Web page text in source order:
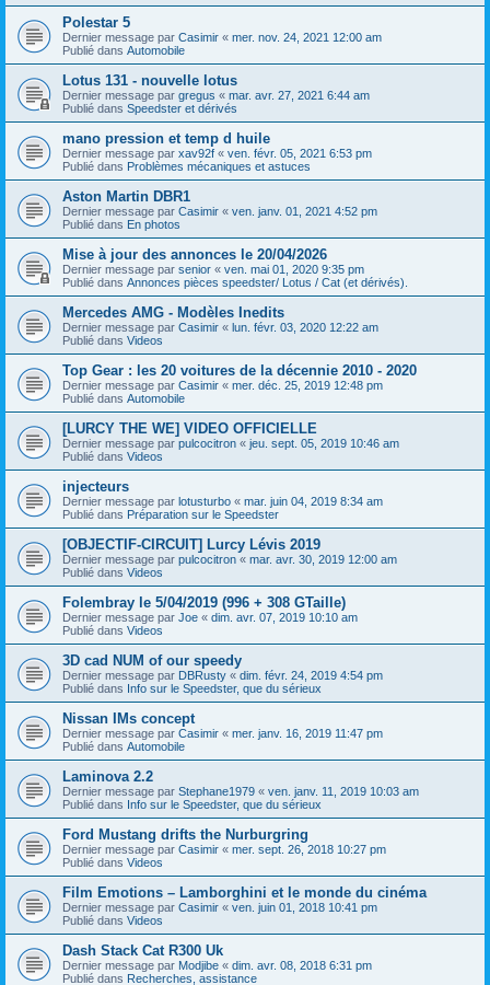
Polestar 5
Dernier message par Casimir « mer. nov. 24, 2021 12:00 am
Publié dans Automobile
Lotus 131 - nouvelle lotus
Dernier message par gregus « mar. avr. 27, 2021 6:44 am
Publié dans Speedster et dérivés
mano pression et temp d huile
Dernier message par xav92f « ven. févr. 05, 2021 6:53 pm
Publié dans Problèmes mécaniques et astuces
Aston Martin DBR1
Dernier message par Casimir « ven. janv. 01, 2021 4:52 pm
Publié dans En photos
Mise à jour des annonces le 20/04/2026
Dernier message par senior « ven. mai 01, 2020 9:35 pm
Publié dans Annonces pièces speedster/ Lotus / Cat (et dérivés).
Mercedes AMG - Modèles Inedits
Dernier message par Casimir « lun. févr. 03, 2020 12:22 am
Publié dans Videos
Top Gear : les 20 voitures de la décennie 2010 - 2020
Dernier message par Casimir « mer. déc. 25, 2019 12:48 pm
Publié dans Automobile
[LURCY THE WE] VIDEO OFFICIELLE
Dernier message par pulcocitron « jeu. sept. 05, 2019 10:46 am
Publié dans Videos
injecteurs
Dernier message par lotusturbo « mar. juin 04, 2019 8:34 am
Publié dans Préparation sur le Speedster
[OBJECTIF-CIRCUIT] Lurcy Lévis 2019
Dernier message par pulcocitron « mar. avr. 30, 2019 12:00 am
Publié dans Videos
Folembray le 5/04/2019 (996 + 308 GTaille)
Dernier message par Joe « dim. avr. 07, 2019 10:10 am
Publié dans Videos
3D cad NUM of our speedy
Dernier message par DBRusty « dim. févr. 24, 2019 4:54 pm
Publié dans Info sur le Speedster, que du sérieux
Nissan IMs concept
Dernier message par Casimir « mer. janv. 16, 2019 11:47 pm
Publié dans Automobile
Laminova 2.2
Dernier message par Stephane1979 « ven. janv. 11, 2019 10:03 am
Publié dans Info sur le Speedster, que du sérieux
Ford Mustang drifts the Nurburgring
Dernier message par Casimir « mer. sept. 26, 2018 10:27 pm
Publié dans Videos
Film Emotions – Lamborghini et le monde du cinéma
Dernier message par Casimir « ven. juin 01, 2018 10:41 pm
Publié dans Videos
Dash Stack Cat R300 Uk
Dernier message par Modjibe « dim. avr. 08, 2018 6:31 pm
Publié dans Recherches, assistance